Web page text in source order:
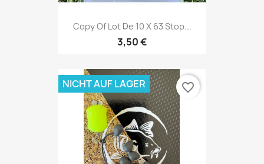
Copy Of Lot De 10 X 63 Stop...
3,50 €
NICHT AUF LAGER favorite_border